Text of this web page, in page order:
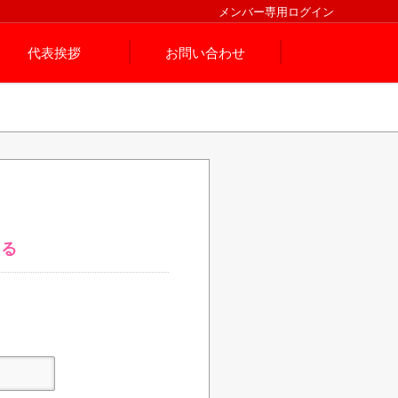
メンバー専用ログイン
代表挨拶 お問い合わせ